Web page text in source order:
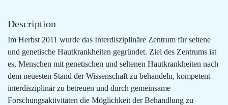
Description
Im Herbst 2011 wurde das Interdisziplinäre Zentrum für seltene
und genetische Hautkrankheiten gegründet. Ziel des Zentrums ist
es, Menschen mit genetischen und seltenen Hautkrankheiten nach
dem neuesten Stand der Wissenschaft zu behandeln, kompetent
interdisziplinär zu betreuen und durch gemeinsame
Forschungsaktivitäten die Möglichkeit der Behandlung zu